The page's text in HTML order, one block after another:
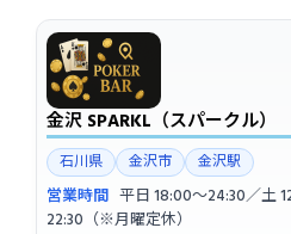
金沢 SPARKL（スパークル）
石川県 金沢市 金沢駅
営業時間 平日 18:00〜24:30／土
22:30（※月曜定休）